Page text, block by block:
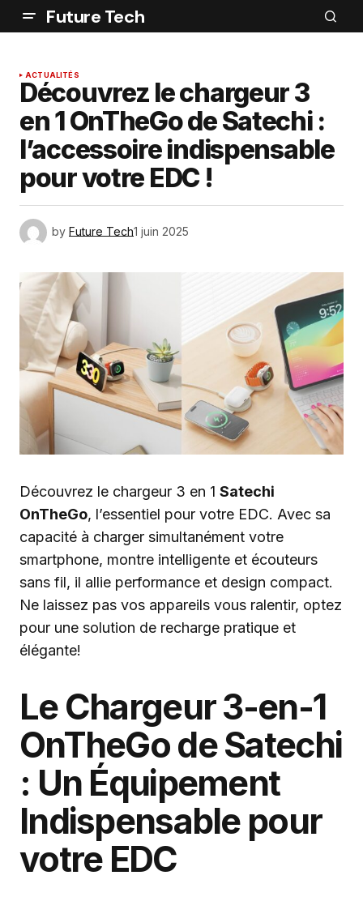
Future Tech
ACTUALITÉS
Découvrez le chargeur 3
en 1 OnTheGo de Satechi :
l’accessoire indispensable
pour votre EDC !
by Future Tech1 juin 2025
Découvrez le chargeur 3 en 1 Satechi
OnTheGo, l’essentiel pour votre EDC. Avec sa
capacité à charger simultanément votre
smartphone, montre intelligente et écouteurs
sans fil, il allie performance et design compact.
Ne laissez pas vos appareils vous ralentir, optez
pour une solution de recharge pratique et
élégante!
Le Chargeur 3-en-1
OnTheGo de Satechi
: Un Équipement
Indispensable pour
votre EDC